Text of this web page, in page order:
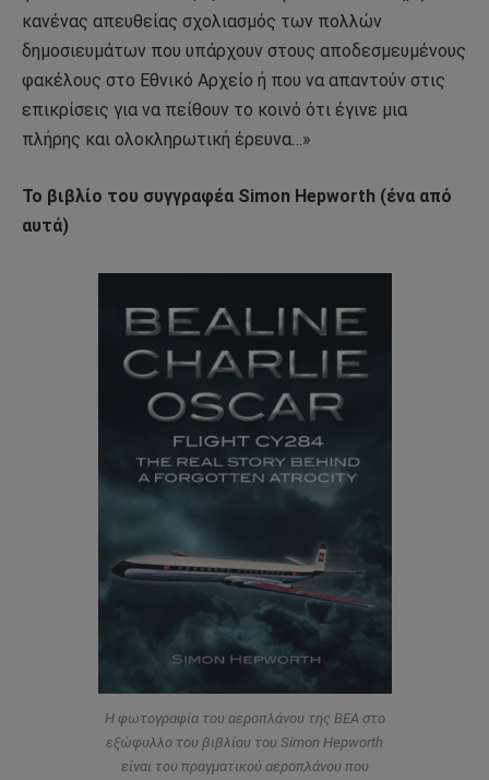
κανένας απευθείας σχολιασμός των πολλών
δημοσιευμάτων που υπάρχουν στους αποδεσμευμένους
φακέλους στο Εθνικό Αρχείο ή που να απαντούν στις
επικρίσεις για να πείθουν το κοινό ότι έγινε μια
πλήρης και ολοκληρωτική έρευνα…»
Το βιβλίο του συγγραφέα Simon Hepworth (ένα από
αυτά)
Η φωτογραφία του αεροπλάνου της ΒΕΑ στο
εξώφυλλο του βιβλίου του Simon Hepworth
είναι του πραγματικού αεροπλάνου που